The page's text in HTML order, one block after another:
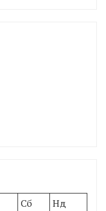
Сб
Нд